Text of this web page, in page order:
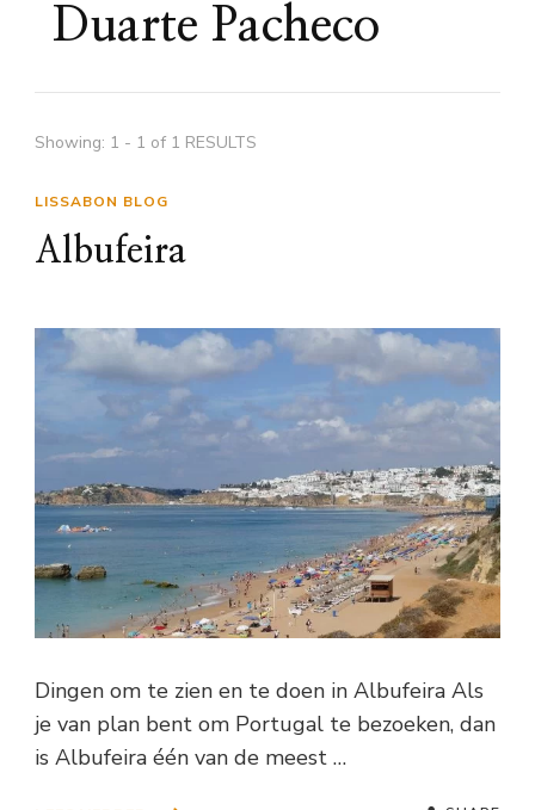
Duarte Pacheco
Showing: 1 - 1 of 1 RESULTS
LISSABON BLOG
Albufeira
Dingen om te zien en te doen in Albufeira Als
je van plan bent om Portugal te bezoeken, dan
is Albufeira één van de meest …